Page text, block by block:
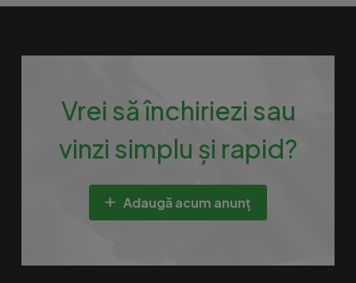
Vrei să închiriezi sau
vinzi simplu și rapid?
Adaugă acum anunț